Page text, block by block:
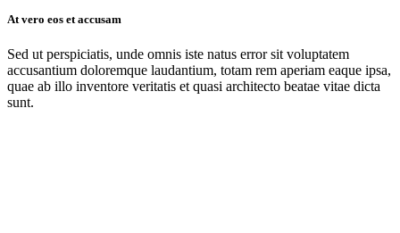
At vero eos et accusam
Sed ut perspiciatis, unde omnis iste natus error sit voluptatem
accusantium doloremque laudantium, totam rem aperiam eaque ipsa,
quae ab illo inventore veritatis et quasi architecto beatae vitae dicta
sunt.